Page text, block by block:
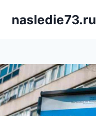
nasledie73.ru